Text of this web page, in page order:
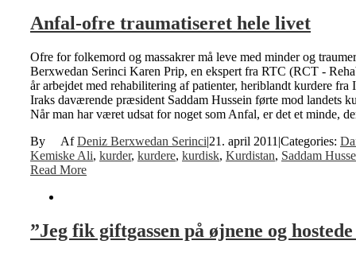
Anfal-ofre traumatiseret hele livet
Ofre for folkemord og massakrer må leve med minder og
Berxwedan Serinci Karen Prip, en ekspert fra RTC (RCT -
år arbejdet med rehabilitering af patienter, heriblandt kurdere
Iraks daværende præsident Saddam Hussein førte mod landets
Når man har været udsat for noget som Anfal, er det et minde,
By
Deniz Berxwedan Serinci|21. april 2011 |Categories:
Kemiske Ali, kurder, kurdere, kurdisk, Kurdistan, Saddam
Read More
”Jeg fik giftgassen på øjnene og